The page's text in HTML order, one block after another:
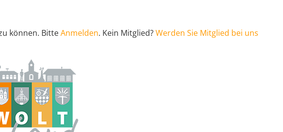
können. BitteAnmelden. Kein Mitglied?Werden Sie Mitglied bei uns